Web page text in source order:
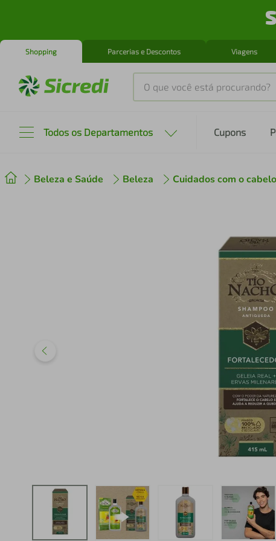
Shopping Parcerias e Descontos Viagens
O que você está procurando?
Todos os Departamentos Cupons
Beleza e Saúde Beleza Cuidados com o cabelo
2º cafeteira